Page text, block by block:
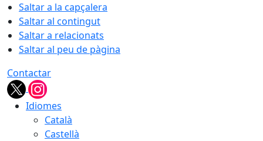
Saltar a la capçalera
Saltar al contingut
Saltar a relacionats
Saltar al peu de pàgina
Contactar
Idiomes
Català
Castellà